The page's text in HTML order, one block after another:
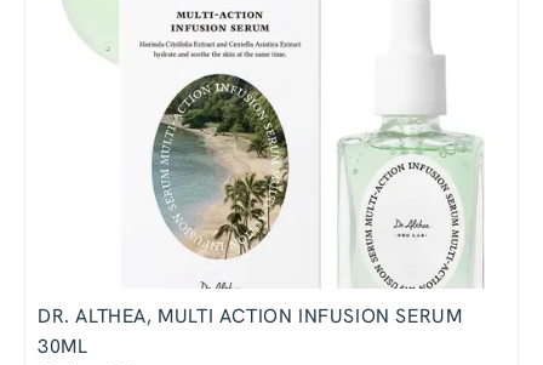
DR. ALTHEA, MULTI ACTION INFUSION SERUM
30ML